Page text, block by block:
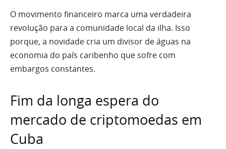
O movimento financeiro marca uma verdadeira
revolução para a comunidade local da ilha. Isso
porque, a novidade cria um divisor de águas na
economia do país caribenho que sofre com
embargos constantes.
Fim da longa espera do
mercado de criptomoedas em
Cuba